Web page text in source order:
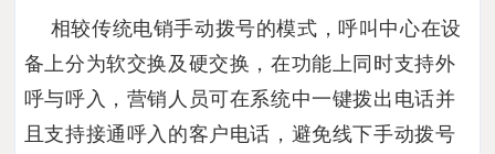
相较传统电销手动拨号的模式，呼叫中心在设
备上分为软交换及硬交换，在功能上同时支持外
呼与呼入，营销人员可在系统中一键拨出电话并
且支持接通呼入的客户电话，避免线下手动拨号